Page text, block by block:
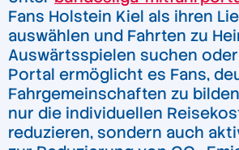
Fans Holstein Kiel als ihren
auswählen und Fahrten zu
Auswärtsspielen suchen
Portal ermöglicht es Fans,
Fahrgemeinschaften zu
nur die individuellen
reduzieren, sondern auch